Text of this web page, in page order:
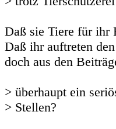
Daß sie Tiere für ihr
Daß ihr auftreten
doch aus den
> überhaupt ein
> Stellen?